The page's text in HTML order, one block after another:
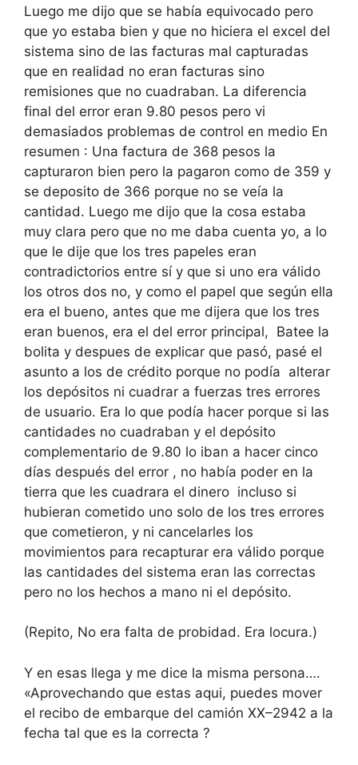
Luego me dijo que se había equivocado pero
que yo estaba bien y que no hiciera el excel del
sistema sino de las facturas mal capturadas
que en realidad no eran facturas sino
remisiones que no cuadraban. La diferencia
final del error eran 9.80 pesos pero vi
demasiados problemas de control en medio En
resumen : Una factura de 368 pesos la
capturaron bien pero la pagaron como de 359 y
se deposito de 366 porque no se veía la
cantidad. Luego me dijo que la cosa estaba
muy clara pero que no me daba cuenta yo, a lo
que le dije que los tres papeles eran
contradictorios entre sí y que si uno era válido
los otros dos no, y como el papel que según ella
era el bueno, antes que me dijera que los tres
eran buenos, era el del error principal, Batee la
bolita y despues de explicar que pasó, pasé el
asunto a los de crédito porque no podía alterar
los depósitos ni cuadrar a fuerzas tres errores
de usuario. Era lo que podía hacer porque si las
cantidades no cuadraban y el depósito
complementario de 9.80 lo iban a hacer cinco
días después del error , no había poder en la
tierra que les cuadrara el dinero incluso si
hubieran cometido uno solo de los tres errores
que cometieron, y ni cancelarles los
movimientos para recapturar era válido porque
las cantidades del sistema eran las correctas
pero no los hechos a mano ni el depósito.
(Repito, No era falta de probidad. Era locura.)
Y en esas llega y me dice la misma persona….
«Aprovechando que estas aqui, puedes mover
el recibo de embarque del camión XX–2942 a la
fecha tal que es la correcta ?